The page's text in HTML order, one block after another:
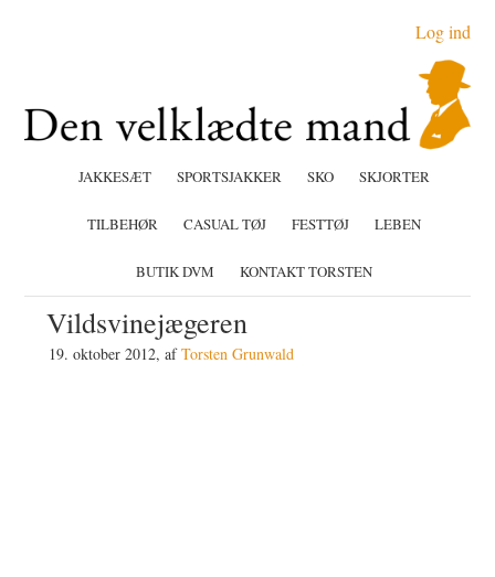
navigation
sidebar
Log ind
JAKKESÆT SPORTSJAKKER SKO SKJORTER
TILBEHØR CASUAL TØJ FESTTØJ LEBEN
BUTIK DVM KONTAKT TORSTEN
Vildsvinejægeren
19. oktober 2012, afTorsten Grunwald